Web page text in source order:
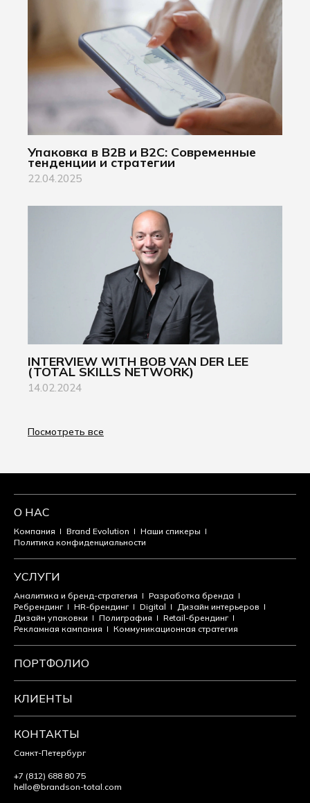
Упаковка в B2B и B2C: Современные
тенденции и стратегии
22.04.2025
INTERVIEW WITH BOB VAN DER LEE
(TOTAL SKILLS NETWORK)
14.02.2024
Посмотреть все
О НАС
Компания Brand Evolution
Наши спикеры
Политика конфиденциальности
УСЛУГИ
Аналитика и бренд-стратегия
Разработка бренда
Ребрендинг
HR-брендинг Digital
Дизайн интерьеров
Дизайн упаковки
Полиграфия
Retail-брендинг
Рекламная кампания
Коммуникационная стратегия
ПОРТФОЛИО
КЛИЕНТЫ
КОНТАКТЫ
Санкт-Петербург
+7 (812) 688 80 75
hello@brandson-total.com